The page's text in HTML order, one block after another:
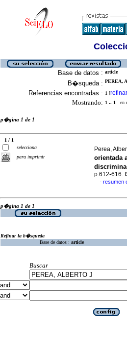
Base de datos : article
B�squeda : PEREA,
Referencias encontradas : 1 [refinar
Mostrando: 1 .. 1 en
p�gina 1 de 1
1 / 1
selecciona
para imprimir
Perea,
orientada
p.612-616.
· resumen
p�gina 1 de 1
Refinar la b�squeda
Base de datos : article
Buscar